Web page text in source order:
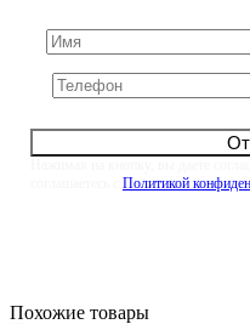
Политикой
Похожие товары